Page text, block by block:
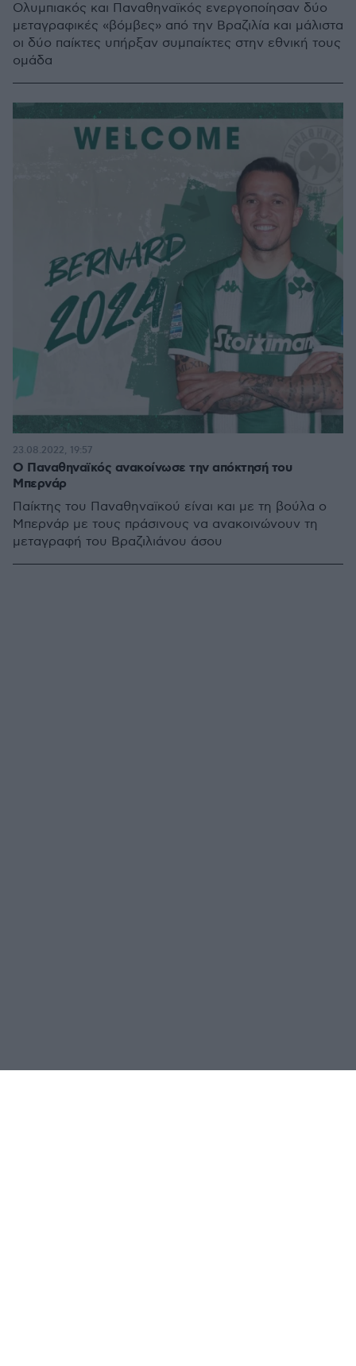
Ολυμπιακός και Παναθηναϊκός ενεργοποίησαν δύο
μεταγραφικές «βόμβες» από την Βραζιλία και μάλιστα
οι δύο παίκτες υπήρξαν συμπαίκτες στην εθνική τους
ομάδα
Ο Παναθηναϊκός ανακοίνωσε την απόκτησή του
Μπερνάρ
Παίκτης του Παναθηναϊκού είναι και με τη βούλα ο
Μπερνάρ με τους πράσινους να ανακοινώνουν τη
μεταγραφή του Βραζιλιάνου άσου
23.08.2022, 19:57